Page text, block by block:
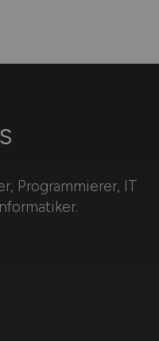
Programmierer, IT